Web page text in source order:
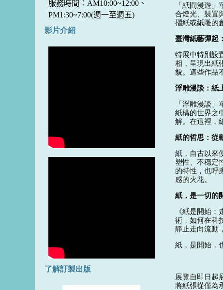
「紙間漫遊
合燈光、裝置
摺紙或紙雕的
臺灣紙藝彈起
特展中特別設
相，呈現出紙
貌。這些作品
浮雕漫談：紙
「浮雕漫談
紙構的世界之
解。在這裡，
紙的哲思：從
紙，自古以來
塑性、不穩定
的特性，也呼
感的火花。
紙，是一切的
《紙是開始
術，如何在科
靜止走向流動
紙，是開始，
展覽自即日起
將紙張從僅為
影片介紹
了解訂製出版